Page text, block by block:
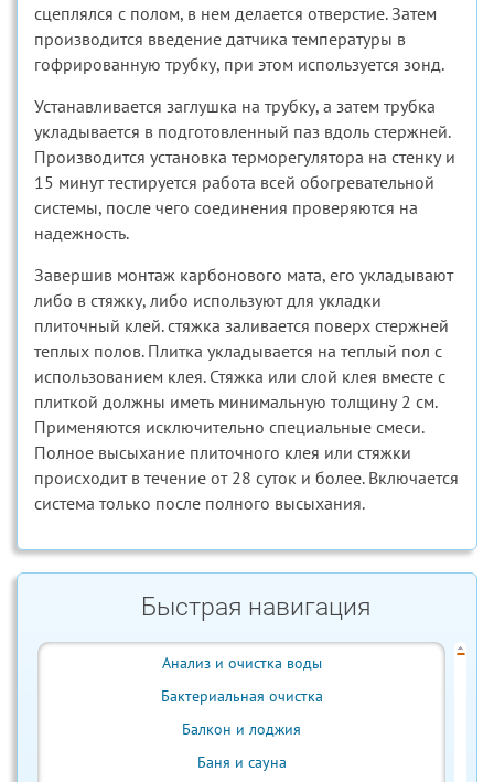
сцеплялся с полом, в нем делается отверстие. Затем
производится введение датчика температуры в
гофрированную трубку, при этом используется зонд.
Устанавливается заглушка на трубку, а затем трубка
укладывается в подготовленный паз вдоль стержней.
Производится установка терморегулятора на стенку и
15 минут тестируется работа всей обогревательной
системы, после чего соединения проверяются на
надежность.
Завершив монтаж карбонового мата, его укладывают
либо в стяжку, либо используют для укладки
плиточный клей. стяжка заливается поверх стержней
теплых полов. Плитка укладывается на теплый пол с
использованием клея. Стяжка или слой клея вместе с
плиткой должны иметь минимальную толщину 2 см.
Применяются исключительно специальные смеси.
Полное высыхание плиточного клея или стяжки
происходит в течение от 28 суток и более. Включается
система только после полного высыхания.
Быстрая навигация
Анализ и очистка воды
Бактериальная очистка
Балкон и лоджия
Баня и сауна